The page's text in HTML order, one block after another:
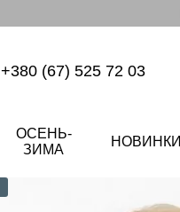
+380 (67) 525 72 03
ОСЕНЬ-
ЗИМА
НОВИНКИ